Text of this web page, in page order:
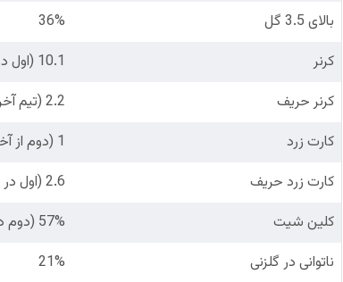
بالای 3.5 گل
36%
کرنر
10.1 (اول در لیگ)
کرنر حریف
2.2 (تیم آخر لیگ)
کارت زرد
1 (دوم از آخر)
کارت زرد حریف
2.6 (اول در لیگ)
کلین شیت
57% (دوم در لیگ)
ناتوانی در گلزنی
21%